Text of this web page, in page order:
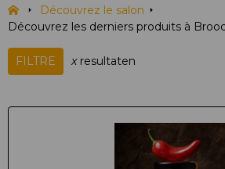
Découvrez le salon
Découvrez les derniers produits à
FILTRE xresultaten